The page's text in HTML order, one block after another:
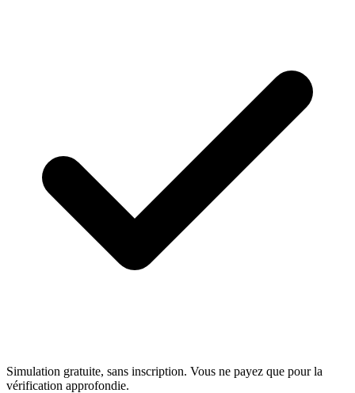
Simulation gratuite, sans inscription. Vous ne payez que pour la
vérification approfondie.